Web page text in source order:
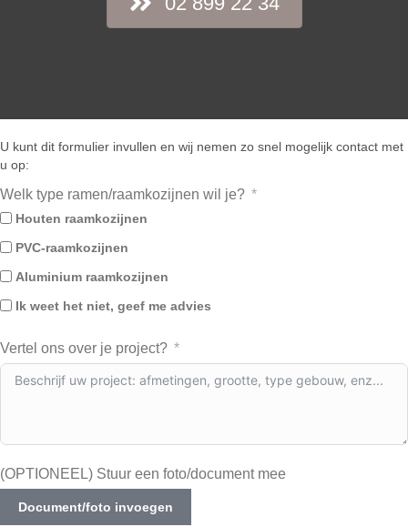
U kunt dit formulier invullen en wij nemen zo snel mogelijk contact met
u op:
Welk type ramen/raamkozijnen wil je?
Houten raamkozijnen
PVC-raamkozijnen
Aluminium raamkozijnen
Ik weet het niet, geef me advies
Vertel ons over je project?
(OPTIONEEL) Stuur een foto/document mee
Document/foto invoegen